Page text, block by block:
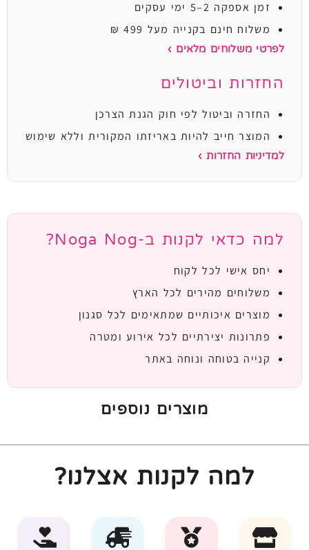
זמן אספקה 2–5 ימי עסקים
משלוח חינם בקנייה מעל 499 ₪
לפרטי משלוחים מלאים ›
החזרות וביטולים
החזרה וביטול לפי חוק הגנת הצרכן
המוצר חייב להיות באריזתו המקורית וללא שימוש
למדיניות החזרות ›
למה כדאי לקנות ב-Noga Nog?
יחס אישי לכל לקוח
משלוחים מהירים לכל הארץ
מוצרים איכותיים שמתאימים לכל סגנון
פתרונות יצירתיים לכל אירוע ומטרה
קנייה בטוחה ונוחה באתר
מוצרים נוספים
למה לקנות אצלנו?